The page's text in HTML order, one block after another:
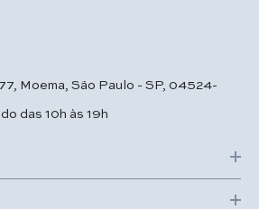
Moema, São Paulo - SP, 04524-
das 10h às 19h